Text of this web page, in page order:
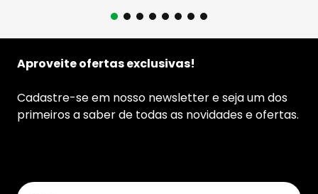
Aproveite ofertas exclusivas!
Cadastre-se em nosso newsletter e seja um dos
primeiros a saber de todas as novidades e ofertas.